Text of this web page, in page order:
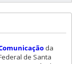
da
de Santa